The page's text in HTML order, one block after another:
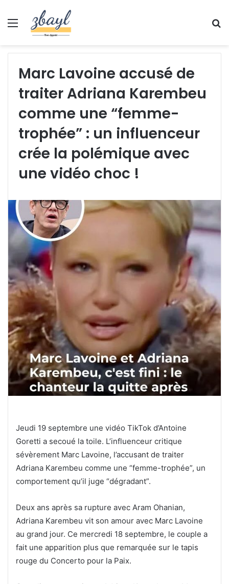
Menu
Marc Lavoine accusé de
traiter Adriana Karembeu
comme une “femme-
trophée” : un influenceur
crée la polémique avec
une vidéo choc !
Jeudi 19 septembre une vidéo TikTok d’Antoine
Goretti a secoué la toile. L’influenceur critique
sévèrement Marc Lavoine, l’accusant de traiter
Adriana Karembeu comme une “femme-trophée”, un
comportement qu’il juge “dégradant”.
Deux ans après sa rupture avec Aram Ohanian,
Adriana Karembeu vit son amour avec Marc Lavoine
au grand jour. Ce mercredi 18 septembre, le couple a
fait une apparition plus que remarquée sur le tapis
rouge du Concerto pour la Paix.